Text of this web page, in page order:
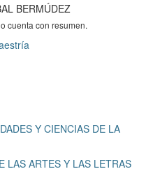
BERMÚDEZ
cuenta con resumen.
Y CIENCIAS DE LA
LAS ARTES Y LAS LETRAS